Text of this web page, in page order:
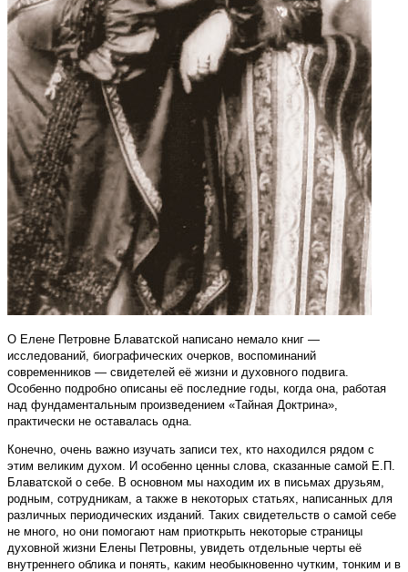
О Елене Петровне Блаватской написано немало книг —
исследований, биографических очерков, воспоминаний
современников — свидетелей её жизни и духовного подвига.
Особенно подробно описаны её последние годы, когда она, работая
над фундаментальным произведением «Тайная Доктрина»,
практически не оставалась одна.
Конечно, очень важно изучать записи тех, кто находился рядом с
этим великим духом. И особенно ценны слова, сказанные самой Е.П.
Блаватской о себе. В основном мы находим их в письмах друзьям,
родным, сотрудникам, а также в некоторых статьях, написанных для
различных периодических изданий. Таких свидетельств о самой себе
не много, но они помогают нам приоткрыть некоторые страницы
духовной жизни Елены Петровны, увидеть отдельные черты её
внутреннего облика и понять, каким необыкновенно чутким, тонким и в